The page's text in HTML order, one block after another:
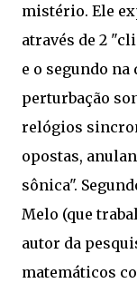
mistério. Ele
através de 2
e o segundo na
perturbação
relógios
opostas,
sônica".
Melo (que
autor da
matemáticos